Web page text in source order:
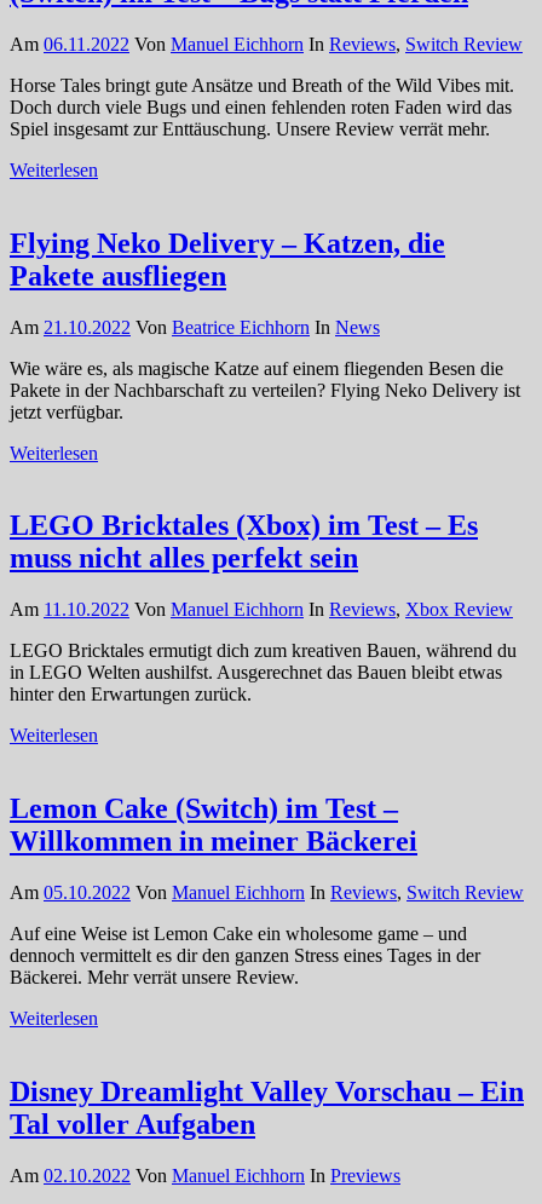
Am 06.11.2022 Von Manuel Eichhorn In Reviews, Switch Review
Horse Tales bringt gute Ansätze und Breath of the Wild Vibes mit.
Doch durch viele Bugs und einen fehlenden roten Faden wird das
Spiel insgesamt zur Enttäuschung. Unsere Review verrät mehr.
Weiterlesen
Flying Neko Delivery – Katzen, die
Pakete ausfliegen
Am 21.10.2022 Von Beatrice Eichhorn In News
Wie wäre es, als magische Katze auf einem fliegenden Besen die
Pakete in der Nachbarschaft zu verteilen? Flying Neko Delivery ist
jetzt verfügbar.
Weiterlesen
LEGO Bricktales (Xbox) im Test – Es
muss nicht alles perfekt sein
Am 11.10.2022 Von Manuel Eichhorn In Reviews, Xbox Review
LEGO Bricktales ermutigt dich zum kreativen Bauen, während du
in LEGO Welten aushilfst. Ausgerechnet das Bauen bleibt etwas
hinter den Erwartungen zurück.
Weiterlesen
Lemon Cake (Switch) im Test –
Willkommen in meiner Bäckerei
Am 05.10.2022 Von Manuel Eichhorn In Reviews, Switch Review
Auf eine Weise ist Lemon Cake ein wholesome game – und
dennoch vermittelt es dir den ganzen Stress eines Tages in der
Bäckerei. Mehr verrät unsere Review.
Weiterlesen
Disney Dreamlight Valley Vorschau – Ein
Tal voller Aufgaben
Am 02.10.2022 Von Manuel Eichhorn In Previews